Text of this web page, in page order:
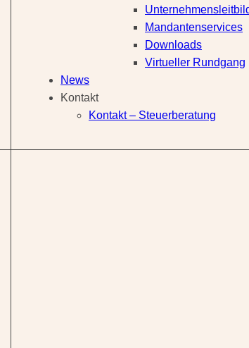
Mandantenservices
Downloads
Virtueller Rundgang
News
Kontakt
Kontakt – Steuerberatung